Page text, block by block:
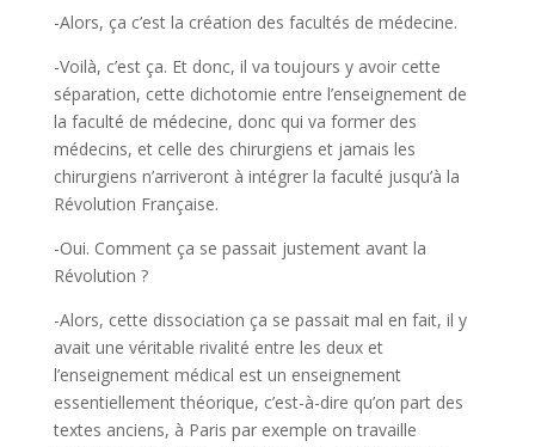
-Alors, ça c’est la création des facultés de médecine.
-Voilà, c’est ça. Et donc, il va toujours y avoir cette
séparation, cette dichotomie entre l’enseignement de
la faculté de médecine, donc qui va former des
médecins, et celle des chirurgiens et jamais les
chirurgiens n’arriveront à intégrer la faculté jusqu’à la
Révolution Française.
-Oui. Comment ça se passait justement avant la
Révolution ?
-Alors, cette dissociation ça se passait mal en fait, il y
avait une véritable rivalité entre les deux et
l’enseignement médical est un enseignement
essentiellement théorique, c’est-à-dire qu’on part des
textes anciens, à Paris par exemple on travaille